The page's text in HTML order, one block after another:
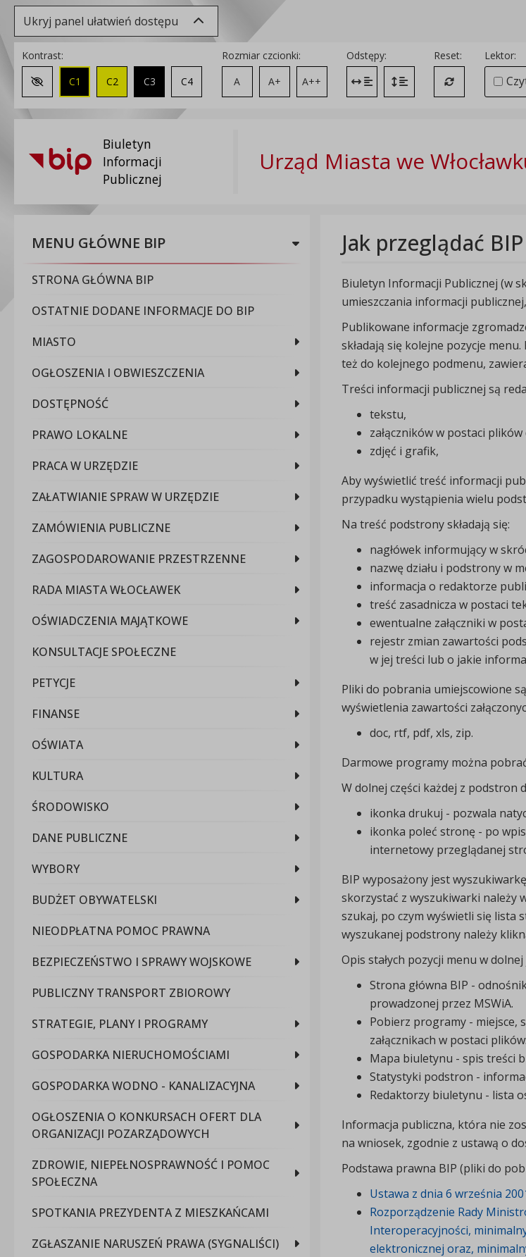
Ukryj panel ułatwień dostępu
Kontrast:
Zmień kontrast na domyślny
C1 C2 C3 C4
Rozmiar czcionki:
A
A+ A++
Odstępy:
Zmień odstęp między literami
Zmień interlinię i margines
Reset:
Przywróć
Lektor:
Biuletyn
Informacji
Publicznej
Urząd Miasta we
MENU GŁÓWNE BIP
STRONA GŁÓWNA BIP
OSTATNIE DODANE INFORMACJE DO BIP
MIASTO
OGŁOSZENIA I OBWIESZCZENIA
DOSTĘPNOŚĆ
PRAWO LOKALNE
PRACA W URZĘDZIE
ZAŁATWIANIE SPRAW W URZĘDZIE
ZAMÓWIENIA PUBLICZNE
ZAGOSPODAROWANIE PRZESTRZENNE
RADA MIASTA WŁOCŁAWEK
OŚWIADCZENIA MAJĄTKOWE
KONSULTACJE SPOŁECZNE
PETYCJE
FINANSE
OŚWIATA
KULTURA
ŚRODOWISKO
DANE PUBLICZNE
WYBORY
BUDŻET OBYWATELSKI
NIEODPŁATNA POMOC PRAWNA
BEZPIECZEŃSTWO I SPRAWY WOJSKOWE
PUBLICZNY TRANSPORT ZBIOROWY
STRATEGIE, PLANY I PROGRAMY
GOSPODARKA NIERUCHOMOŚCIAMI
GOSPODARKA WODNO - KANALIZACYJNA
OGŁOSZENIA O KONKURSACH OFERT DLA
ORGANIZACJI POZARZĄDOWYCH
ZDROWIE, NIEPEŁNOSPRAWNOŚĆ I POMOC
SPOŁECZNA
SPOTKANIA PREZYDENTA Z MIESZKAŃCAMI
ZGŁASZANIE NARUSZEŃ PRAWA (SYGNALIŚCI)
Jak przeglądać BIP
Biuletyn Informacji Publicznej (w
umieszczania informacji
Publikowane informacje
składają się kolejne pozycje
też do kolejnego podmenu,
Treści informacji publicznej są
tekstu,
załączników w postaci
zdjęć i grafik,
Aby wyświetlić treść informacji
przypadku wystąpienia wielu
Na treść podstrony składają się:
nagłówek informujący w
nazwę działu i podstrony w
informacja o redaktorze
treść zasadnicza w postaci
ewentualne załączniki w
rejestr zmian zawartości
w jej treści lub o jakie
Pliki do pobrania umiejscowione
wyświetlenia zawartości
doc, rtf, pdf, xls, zip.
Darmowe programy można
W dolnej części każdej z podstron
ikonka drukuj - pozwala
ikonka poleć stronę - po
internetowy przeglądanej
BIP wyposażony jest
skorzystać z wyszukiwarki należy
szukaj, po czym wyświetli się lista
wyszukanej podstrony należy
Opis stałych pozycji menu w dolnej
Strona główna BIP -
prowadzonej przez MSWiA.
Pobierz programy - miejsce,
załącznikach w postaci
Mapa biuletynu - spis treści
Statystyki podstron -
Redaktorzy biuletynu - lista
Informacja publiczna, która nie
na wniosek, zgodnie z ustawą o
Podstawa prawna BIP (pliki do
Ustawa z dnia 6 września
Rozporządzenie Rady
Interoperacyjności,
elektronicznej oraz,